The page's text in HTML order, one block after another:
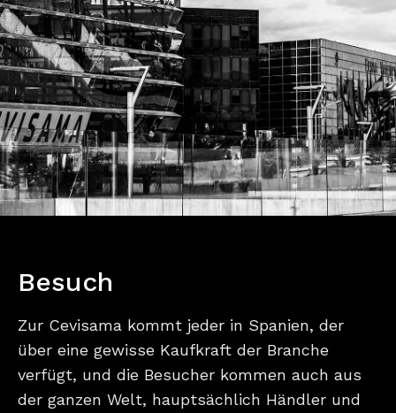
Besuch
Zur Cevisama kommt jeder in Spanien, der
über eine gewisse Kaufkraft der Branche
verfügt, und die Besucher kommen auch aus
der ganzen Welt, hauptsächlich Händler und